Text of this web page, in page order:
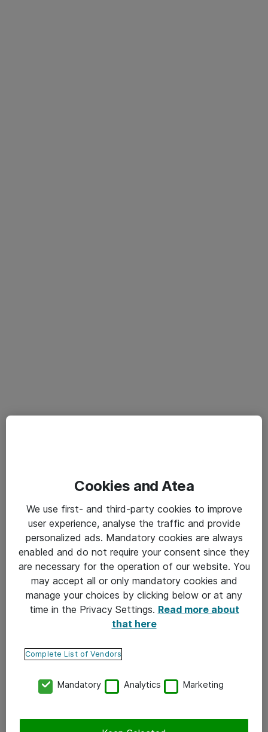
Cookies and Atea
We use first- and third-party cookies to improve
user experience, analyse the traffic and provide
personalized ads. Mandatory cookies are always
enabled and do not require your consent since they
are necessary for the operation of our website. You
may accept all or only mandatory cookies and
manage your choices by clicking below or at any
time in the Privacy Settings. Read more about
that here
Complete List of Vendors
Mandatory Analytics Marketing